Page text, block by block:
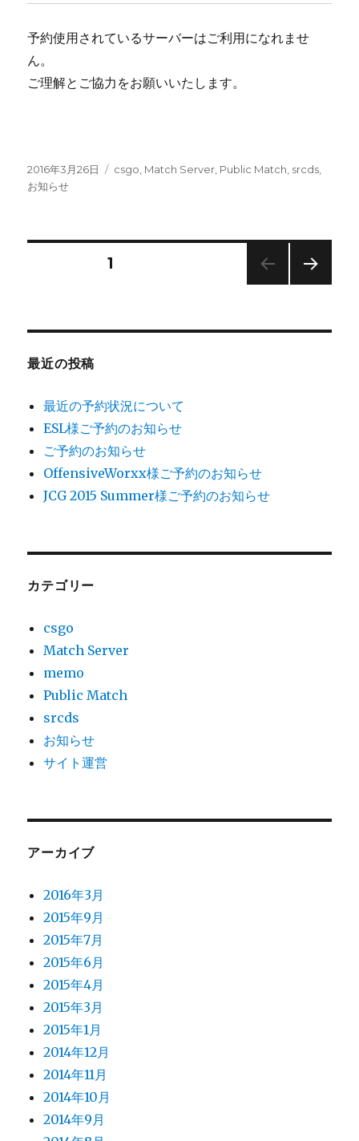
予約使用されているサーバーはご利用になれませ
ん。
ご理解とご協力をお願いいたします。
投
稿
2016年3月26日
カ
csgo Match Server Public Match srcds
お知らせ
ナ
ゲ
ー
シ
ン
固定ページ1
最近の投稿
最近の予約状況について
ESL様ご予約のお知らせ
ご予約のお知らせ
OffensiveWorxx様ご予約のお知らせ
JCG 2015 Summer様ご予約のお知らせ
カテゴリー
csgo
Match Server
memo
Public Match
srcds
お知らせ
サイト運営
アーカイブ
2016年3月
2015年9月
2015年7月
2015年6月
2015年4月
2015年3月
2015年1月
2014年12月
2014年11月
2014年10月
2014年9月